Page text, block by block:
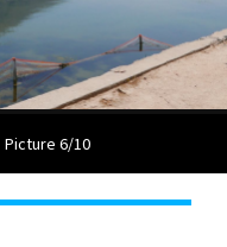
Picture 6/10